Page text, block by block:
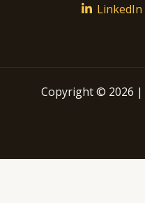
LinkedIn
Copyright © 2026 |